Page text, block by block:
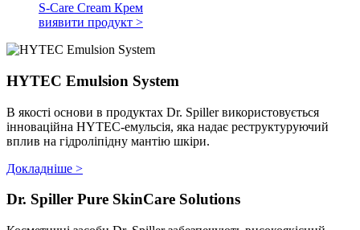
S-Care Cream Крем
виявити продукт >
HYTEC Emulsion System
В якості основи в продуктах Dr. Spiller використовується
інноваційна HYTEC-емульсія, яка надає реструктуруючий
вплив на гідроліпідну мантію шкіри.
Докладніше >
Dr. Spiller Pure SkinCare Solutions